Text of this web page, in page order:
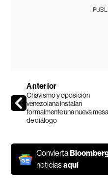
Anterior
Chavismo y oposición
venezolana instalan
formalmente una nueva mesa
de diálogo
Convierta
noticiasaquí